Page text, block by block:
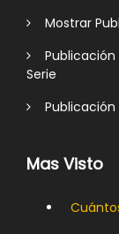
Mostrar
Publicación
Serie
Publicación
Mas Visto